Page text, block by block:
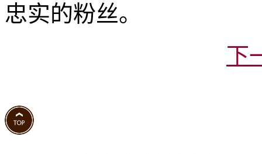
忠实的粉丝。
下